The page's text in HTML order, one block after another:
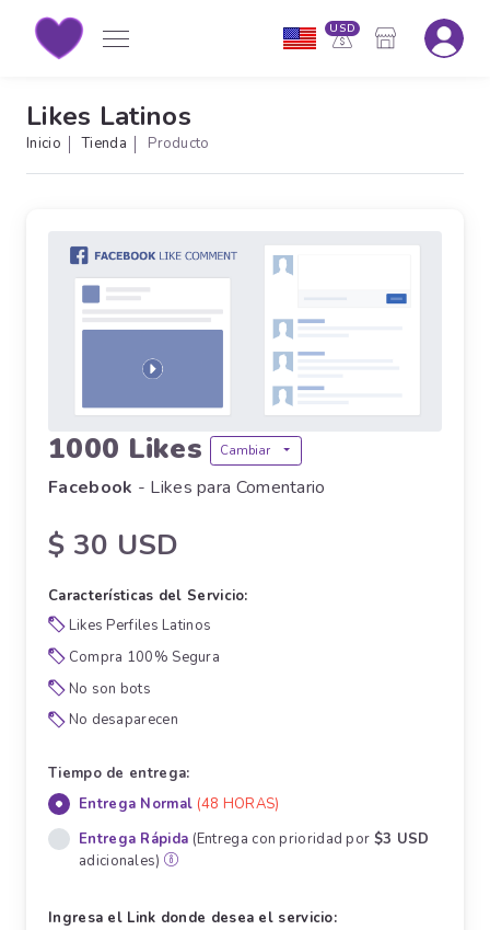
USD
Likes Latinos
Inicio Tienda Producto
1000 Likes Cambiar
Facebook - Likes para Comentario
$ 30 USD
Características del Servicio:
Likes Perfiles Latinos
Compra 100% Segura
No son bots
No desaparecen
Tiempo de entrega:
Entrega Normal (48 HORAS)
Entrega Rápida (Entrega con prioridad por $3 USD
adicionales)
Ingresa el Link donde desea el servicio: